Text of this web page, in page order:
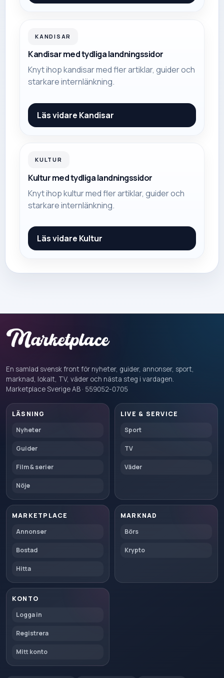
KANDISAR
Kandisar med tydliga landningssidor
Knyt ihop kandisar med fler artiklar, guider och
starkare internlänkning.
Läs vidare Kandisar
KULTUR
Kultur med tydliga landningssidor
Knyt ihop kultur med fler artiklar, guider och
starkare internlänkning.
Läs vidare Kultur
En samlad svensk front för nyheter, guider, annonser, sport,
marknad, lokalt, TV, väder och nästa steg i vardagen.
Marketplace Sverige AB · 559052-0705
LÄSNING
Nyheter
Guider
Film & serier
Nöje
LIVE & SERVICE
Sport
TV
Väder
MARKETPLACE
Annonser
Bostad
Hitta
MARKNAD
Börs
Krypto
KONTO
Logga in
Registrera
Mitt konto